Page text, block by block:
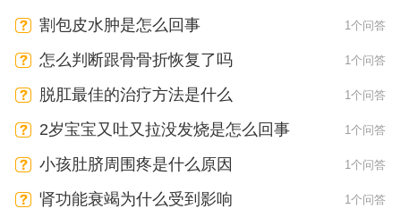
割包皮水肿是怎么回事 1个问答
怎么判断跟骨骨折恢复了吗 1个问答
脱肛最佳的治疗方法是什么 1个问答
2岁宝宝又吐又拉没发烧是怎么回事 1个问答
小孩肚脐周围疼是什么原因 1个问答
肾功能衰竭为什么受到影响 1个问答